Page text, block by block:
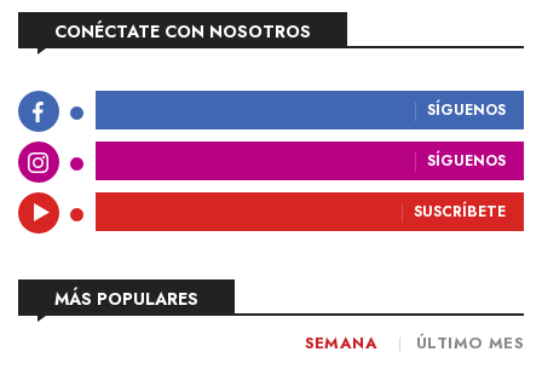
CONÉCTATE CON NOSOTROS
SÍGUENOS
SÍGUENOS
SUSCRÍBETE
MÁS POPULARES
SEMANA ÚLTIMO MES